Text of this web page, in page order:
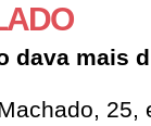
dava mais
25,